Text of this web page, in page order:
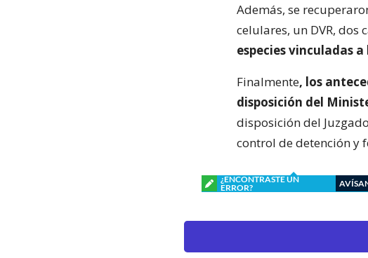
Además, se
celulares, un DVR,
especies vinculadas
Finalmente, los
disposición del
disposición del
control de detención y
¿ENCONTRASTE UN
ERROR?